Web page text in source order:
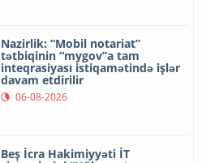
Nazirlik: “Mobil notariat”
tətbiqinin “mygov”a tam
inteqrasiyası istiqamətində işlər
davam etdirilir
06-08-2026
Beş İcra Hakimiyyəti İT